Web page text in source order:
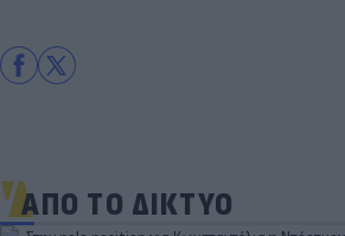
ΑΠΟ ΤΟ ΔΙΚΤΥΟ